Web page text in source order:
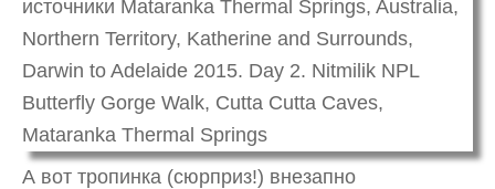
А вот тропинка (сюрприз!) внезапно